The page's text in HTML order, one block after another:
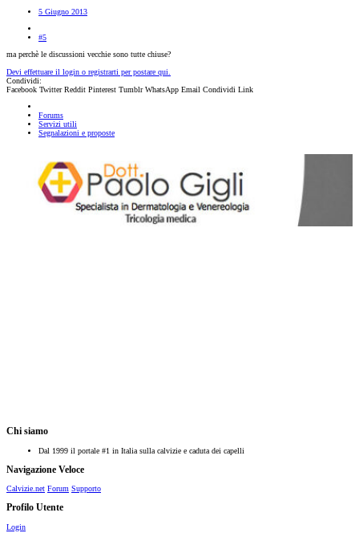
5 Giugno 2013
#5
ma perchè le discussioni vecchie sono tutte chiuse?
Devi effettuare il login o registrarti per postare qui.
Condividi:
Facebook Twitter Reddit Pinterest Tumblr WhatsApp Email Condividi Link
Forums
Servizi utili
Segnalazioni e proposte
Chi siamo
Dal 1999 il portale #1 in Italia sulla calvizie e caduta dei capelli
Navigazione Veloce
Calvizie.net Forum Supporto
Profilo Utente
Login